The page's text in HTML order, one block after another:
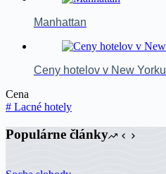
Manhattan
Ceny hotelov v New Yorku
Cena
# Lacné hotely
Populárne články